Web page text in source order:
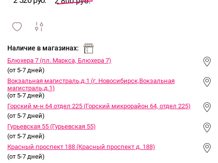
и
Наличие в магазинах:
Блюхера 7 (пл. Маркса, Блюхера 7)
(от 5-7 дней)
Вокзальная магистраль,д.1 (г. Новосибирск,Вокзальная
магистраль,д.1)
(от 5-7 дней)
Горский м-н 64 отдел 225 (Горский микрорайон 64, отдел 225)
(от 5-7 дней)
Гурьевская 55 (Гурьевская 55)
(от 5-7 дней)
Красный проспект 188 (Красный проспект д. 188)
(от 5-7 дней)